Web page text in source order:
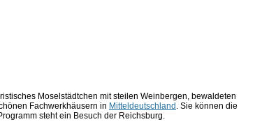
Moselstädtchen mit steilen Weinbergen, bewaldeten
Fachwerkhäusern in Mitteldeutschland . Sie können die
steht ein Besuch der Reichsburg.